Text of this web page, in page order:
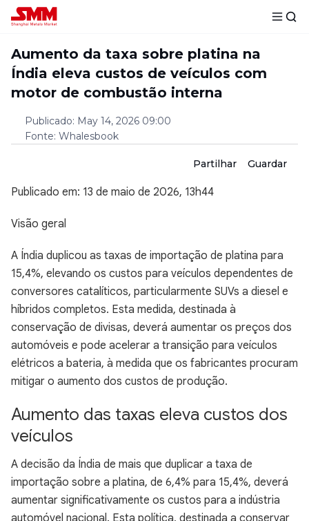
Aumento da taxa sobre platina na
Índia eleva custos de veículos com
motor de combustão interna
Publicado: May 14, 2026 09:00
Fonte: Whalesbook
Partilhar Guardar
Publicado em: 13 de maio de 2026, 13h44
Visão geral
A Índia duplicou as taxas de importação de platina para
15,4%, elevando os custos para veículos dependentes de
conversores catalíticos, particularmente SUVs a diesel e
híbridos completos. Esta medida, destinada à
conservação de divisas, deverá aumentar os preços dos
automóveis e pode acelerar a transição para veículos
elétricos a bateria, à medida que os fabricantes procuram
mitigar o aumento dos custos de produção.
Aumento das taxas eleva custos dos
veículos
A decisão da Índia de mais que duplicar a taxa de
importação sobre a platina, de 6,4% para 15,4%, deverá
aumentar significativamente os custos para a indústria
automóvel nacional. Esta política, destinada a conservar